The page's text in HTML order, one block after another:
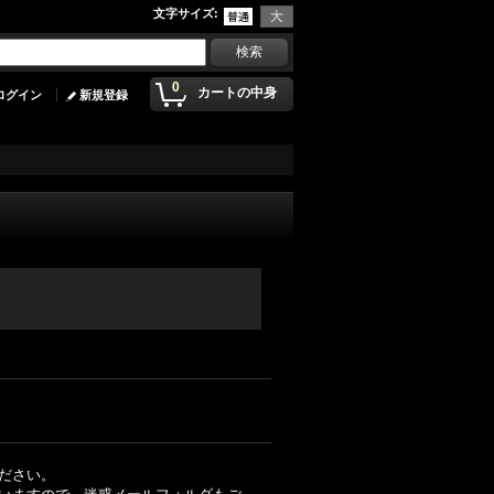
文字サイズ:
0 カートの中身
グイン 新規登録
さい。